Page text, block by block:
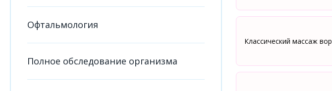
Офтальмология
Полное обследование организма
Классический массаж